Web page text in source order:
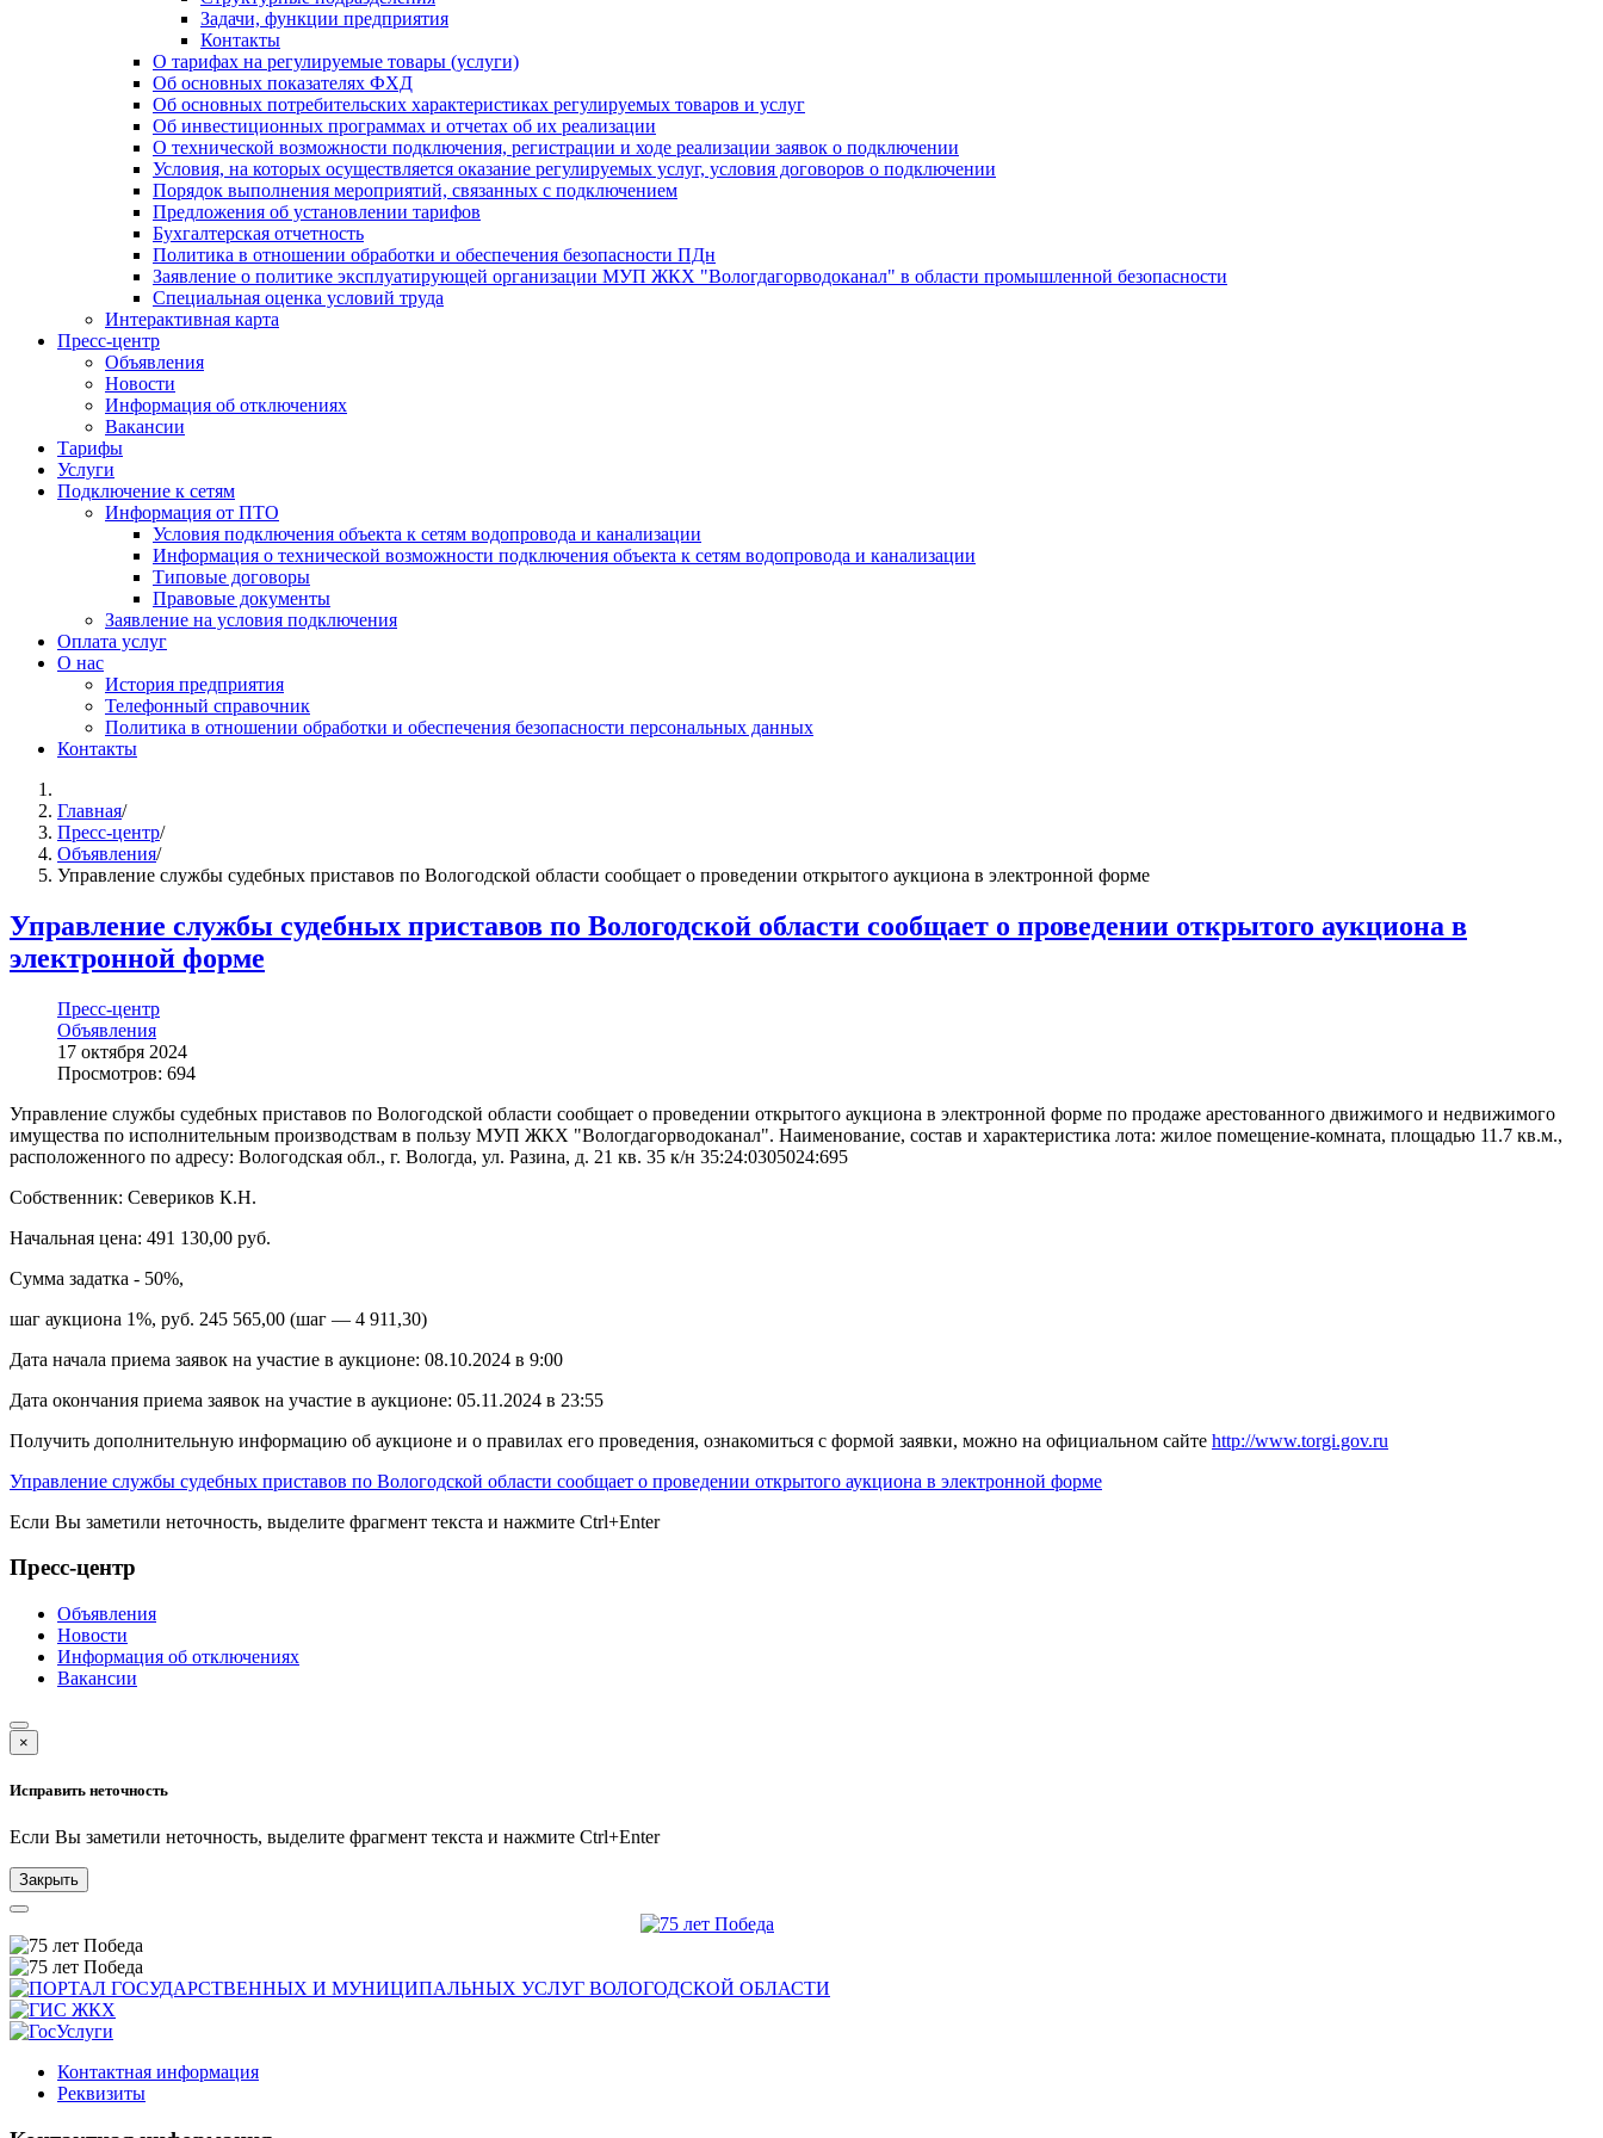
Задачи, функции предприятия
Контакты
О тарифах на регулируемые товары (услуги)
Об основных показателях ФХД
Об основных потребительских характеристиках регулируемых товаров и услуг
Об инвестиционных программах и отчетах об их реализации
О технической возможности подключения, регистрации и ходе реализации заявок о подключении
Условия, на которых осуществляется оказание регулируемых услуг, условия договоров о подключении
Порядок выполнения мероприятий, связанных с подключением
Предложения об установлении тарифов
Бухгалтерская отчетность
Политика в отношении обработки и обеспечения безопасности ПДн
Заявление о политике эксплуатирующей организации МУП ЖКХ "Вологдагорводоканал" в области промышленной безопасности
Специальная оценка условий труда
Интерактивная карта
Пресс-центр
Объявления
Новости
Информация об отключениях
Вакансии
Тарифы
Услуги
Подключение к сетям
Информация от ПТО
Условия подключения объекта к сетям водопровода и канализации
Информация о технической возможности подключения объекта к сетям водопровода и канализации
Типовые договоры
Правовые документы
Заявление на условия подключения
Оплата услуг
О нас
История предприятия
Телефонный справочник
Политика в отношении обработки и обеспечения безопасности персональных данных
Контакты
Главная/
Пресс-центр/
Объявления/
Управление службы судебных приставов по Вологодской области сообщает о проведении открытого аукциона в электронной форме
Управление службы судебных приставов по Вологодской области сообщает о проведении открытого аукциона в
электронной форме
Пресс-центр
Объявления
17 октября 2024
Просмотров: 694
Управление службы судебных приставов по Вологодской области сообщает о проведении открытого аукциона в электронной форме по продаже арестованного движимого и недвижимого
имущества по исполнительным производствам в пользу МУП ЖКХ "Вологдагорводоканал". Наименование, состав и характеристика лота: жилое помещение-комната, площадью 11.7 кв.м.,
расположенного по адресу: Вологодская обл., г. Вологда, ул. Разина, д. 21 кв. 35 к/н 35:24:0305024:695
Собственник: Севериков К.Н.
Начальная цена: 491 130,00 руб.
Сумма задатка - 50%,
шаг аукциона 1%, руб. 245 565,00 (шаг — 4 911,30)
Дата начала приема заявок на участие в аукционе: 08.10.2024 в 9:00
Дата окончания приема заявок на участие в аукционе: 05.11.2024 в 23:55
Получить дополнительную информацию об аукционе и о правилах его проведения, ознакомиться с формой заявки, можно на официальном сайте http://www.torgi.gov.ru
Управление службы судебных приставов по Вологодской области сообщает о проведении открытого аукциона в электронной форме
Если Вы заметили неточность, выделите фрагмент текста и нажмите Ctrl+Enter
Пресс-центр
Объявления
Новости
Информация об отключениях
Вакансии
×
Исправить неточность
Если Вы заметили неточность, выделите фрагмент текста и нажмите Ctrl+Enter
Закрыть
Контактная информация
Реквизиты